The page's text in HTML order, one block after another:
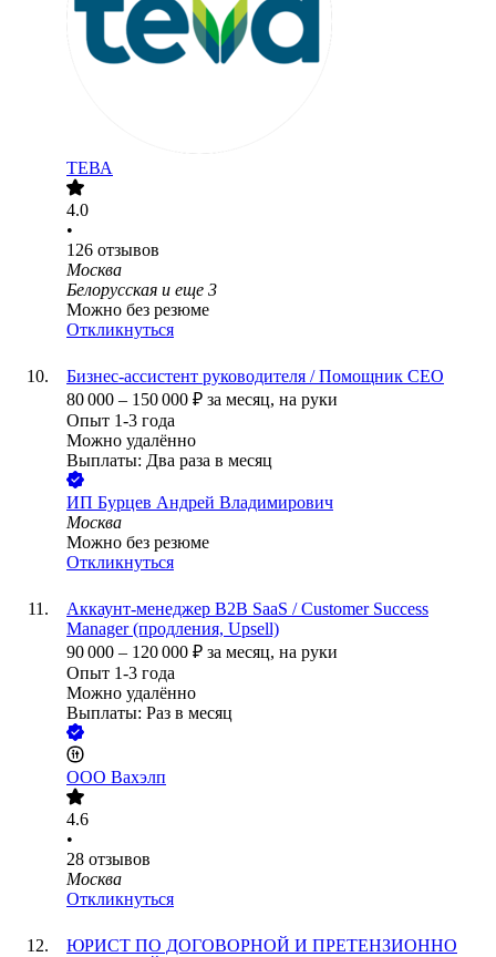
ТЕВА
4.0
•
126 отзывов
Москва
Белорусская и еще 3
Можно без резюме
Откликнуться
Бизнес-ассистент руководителя / Помощник СЕО
80 000 – 150 000 ₽ за месяц, на руки
Опыт 1-3 года
Можно удалённо
Выплаты: Два раза в месяц
ИП Бурцев Андрей Владимирович
Москва
Можно без резюме
Откликнуться
Аккаунт-менеджер B2B SaaS / Customer Success
Manager (продления, Upsell)
90 000 – 120 000 ₽ за месяц, на руки
Опыт 1-3 года
Можно удалённо
Выплаты: Раз в месяц
ООО Вахэлп
4.6
•
28 отзывов
Москва
Откликнуться
ЮРИСТ ПО ДОГОВОРНОЙ И ПРЕТЕНЗИОННО